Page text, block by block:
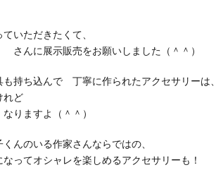
いただきたくて、
さんに展示販売をお願いしました（＾＾）
も持ち込んで 丁寧に作られたアクセサリーは、
れど
りますよ（＾＾）
んのいる作家さんならではの、
ってオシャレを楽しめるアクセサリーも！